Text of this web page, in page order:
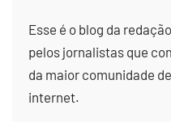
Esse é o blog da
pelos jornalistas que
da maior comunidade
internet.